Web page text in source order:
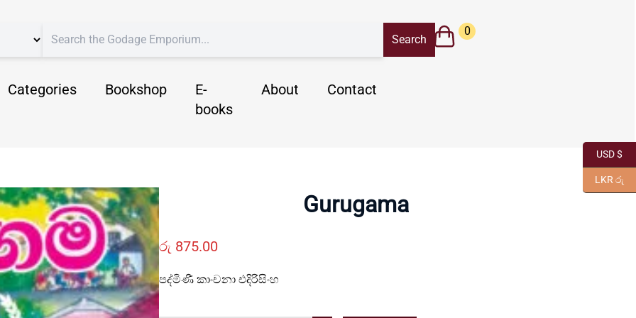
Categories Bookshop
E-
books
About Contact
0
Gurugama
රු 875.00
පද්මිණී කාංචනා එදිරිසිංහ
USD $
LKR රු